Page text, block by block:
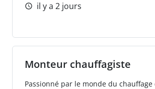
il y a 2 jours
Monteur chauffagiste
Passionné par le monde du chauffage